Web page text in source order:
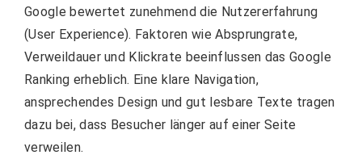
Google bewertet zunehmend die Nutzererfahrung
(User Experience). Faktoren wie Absprungrate,
Verweildauer und Klickrate beeinflussen das Google
Ranking erheblich. Eine klare Navigation,
ansprechendes Design und gut lesbare Texte tragen
dazu bei, dass Besucher länger auf einer Seite
verweilen.